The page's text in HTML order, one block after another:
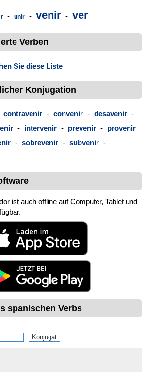
- unir - venir - ver
Verben
Sie diese Liste
Konjugation
contravenir - convenir - desavenir -
- intervenir - prevenir - provenir
- sobrevenir - subvenir -
ist auch offline auf Computer, Tablet und
spanischen Verbs